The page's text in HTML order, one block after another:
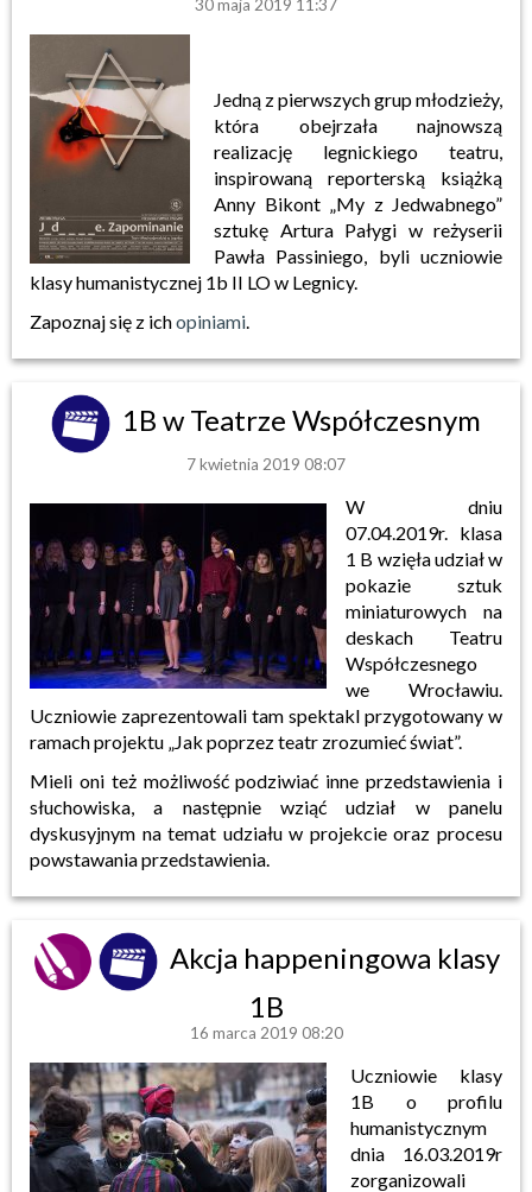
30 maja 2019 11:37
Jedną z pierwszych grup młodzieży,
która obejrzała najnowszą
realizację legnickiego teatru,
inspirowaną reporterską książką
Anny Bikont „My z Jedwabnego”
sztukę Artura Pałygi w reżyserii
Pawła Passiniego, byli uczniowie
klasy humanistycznej 1b II LO w Legnicy.
Zapoznaj się z ichopiniami.
1B w Teatrze Współczesnym
7 kwietnia 2019 08:07
W dniu
07.04.2019r. klasa
1 B wzięła udział w
pokazie sztuk
miniaturowych na
deskach Teatru
Współczesnego
we Wrocławiu.
Uczniowie zaprezentowali tam spektakl przygotowany w
ramach projektu „Jak poprzez teatr zrozumieć świat”.
Mieli oni też możliwość podziwiać inne przedstawienia i
słuchowiska, a następnie wziąć udział w panelu
dyskusyjnym na temat udziału w projekcie oraz procesu
powstawania przedstawienia.
Akcja happeningowa klasy
1B
16 marca 2019 08:20
Uczniowie klasy
1B o profilu
humanistycznym
dnia 16.03.2019r
zorganizowali